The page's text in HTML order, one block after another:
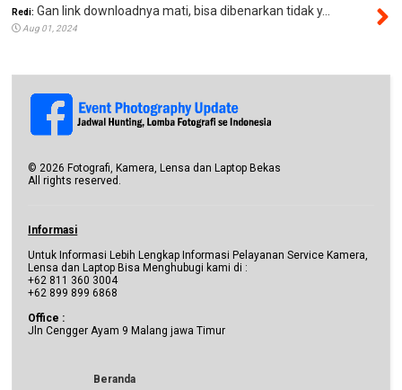
Redi: Gan link downloadnya mati, bisa dibenarkan tidak y...
Aug 01, 2024
©2026 Fotografi, Kamera, Lensa dan Laptop Bekas
All rights reserved.
Informasi
Untuk Informasi Lebih Lengkap Informasi Pelayanan Service Kamera,
Lensa dan Laptop Bisa Menghubugi kami di :
+62 811 360 3004
+62 899 899 6868
Office :
Jln Cengger Ayam 9 Malang jawa Timur
Beranda